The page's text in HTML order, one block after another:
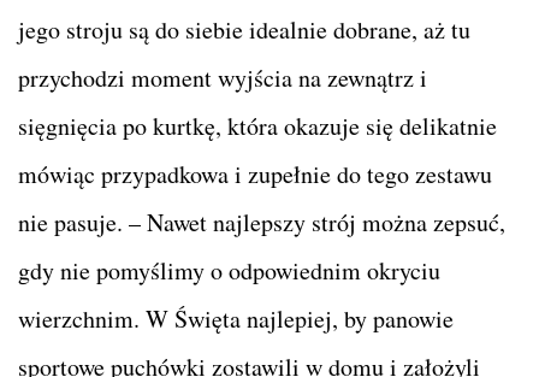
jego stroju są do siebie idealnie dobrane, aż tu
przychodzi moment wyjścia na zewnątrz i
sięgnięcia po kurtkę, która okazuje się delikatnie
mówiąc przypadkowa i zupełnie do tego zestawu
nie pasuje. – Nawet najlepszy strój można zepsuć,
gdy nie pomyślimy o odpowiednim okryciu
wierzchnim. W Święta najlepiej, by panowie
sportowe puchówki zostawili w domu i założyli